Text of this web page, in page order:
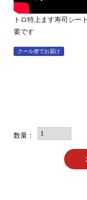
トロ特上ます寿司シー
要です
クール便でお届け